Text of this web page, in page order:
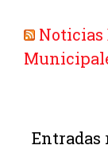
Noticias
Entradas